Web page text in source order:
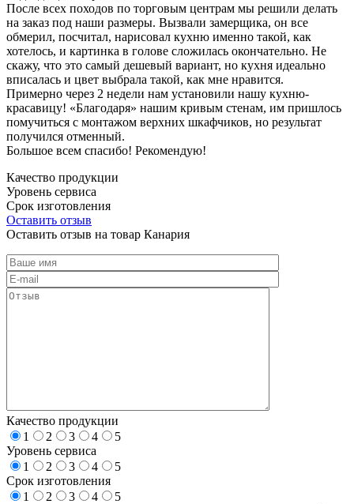
После всех походов по торговым центрам мы решили делать
на заказ под наши размеры. Вызвали замерщика, он все
обмерил, посчитал, нарисовал кухню именно такой, как
хотелось, и картинка в голове сложилась окончательно. Не
скажу, что это самый дешевый вариант, но кухня идеально
вписалась и цвет выбрала такой, как мне нравится.
Примерно через 2 недели нам установили нашу кухню-
красавицу! «Благодаря» нашим кривым стенам, им пришлось
помучиться с монтажом верхних шкафчиков, но результат
получился отменный.
Большое всем спасибо! Рекомендую!
Качество продукции
Уровень сервиса
Срок изготовления
Оставить отзыв
Оставить отзыв на товар Канария
Качество продукции
1
2 3 4
5
Уровень сервиса
1
2 3 4
5
Срок изготовления
1
2 3 4
5